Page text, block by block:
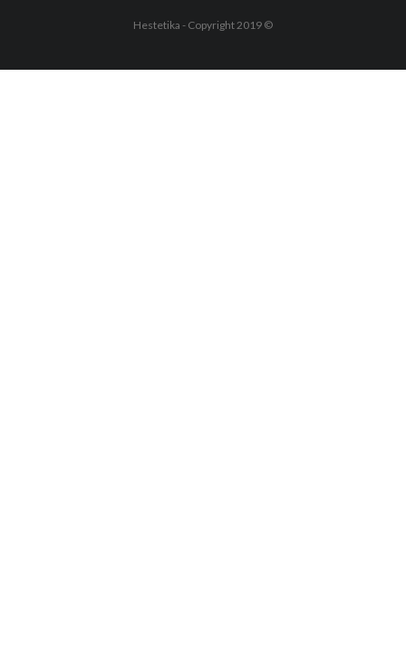
Hestetika - Copyright 2019 ©